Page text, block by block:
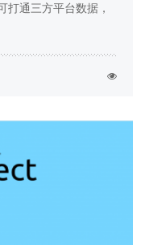
打通三方平台数据，